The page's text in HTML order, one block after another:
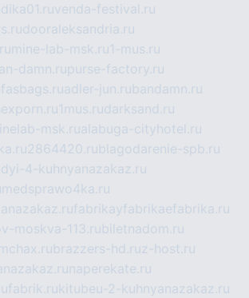
venda-festival.ru
dooraleksandria.ru
mine-lab-msk.ru1-mus.ru
damn.rupurse-factory.ru
fasbags.ruadler-jun.rubandamn.ru
1mus.rudarksand.ru
msk.rualabuga-cityhotel.ru
2864420.rublagodarenie-spb.ru
4-kuhnyanazakaz.ru
medsprawo4ka.ru
fabrikayfabrikaefabrika.ru
moskva-113.rubiletnadom.ru
brazzers-hd.ruz-host.ru
naperekate.ru
kitubeu-2-kuhnyanazakaz.ru